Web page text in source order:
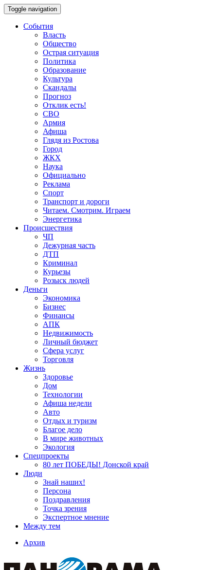
Toggle navigation
События
Власть
Общество
Острая ситуация
Политика
Образование
Культура
Скандалы
Прогноз
Отклик есть!
СВО
Армия
Афиша
Глядя из Ростова
Город
ЖКХ
Наука
Официально
Реклама
Спорт
Транспорт и дороги
Читаем. Смотрим. Играем
Энергетика
Происшествия
ЧП
Дежурная часть
ДТП
Криминал
Курьезы
Розыск людей
Деньги
Экономика
Бизнес
Финансы
АПК
Недвижимость
Личный бюджет
Сфера услуг
Торговля
Жизнь
Здоровье
Дом
Технологии
Афиша недели
Авто
Отдых и туризм
Благое дело
В мире животных
Экология
Спецпроекты
80 лет ПОБЕДЫ! Донской край
Люди
Знай наших!
Персона
Поздравления
Точка зрения
Экспертное мнение
Между тем
Архив